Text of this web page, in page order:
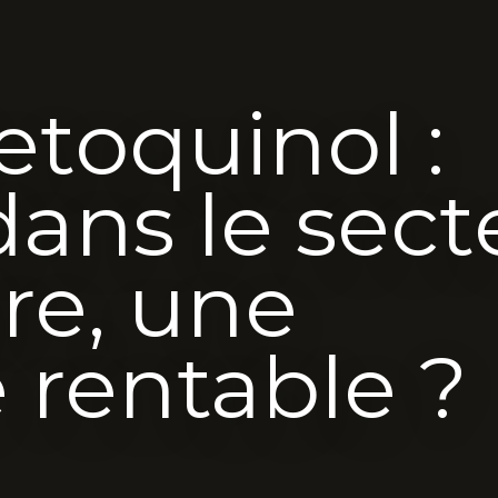
:
le
une
?